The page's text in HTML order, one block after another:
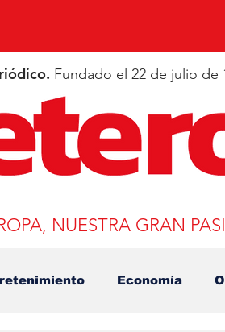
Fundado el 22 de julio de
NUESTRA GRAN
Economía